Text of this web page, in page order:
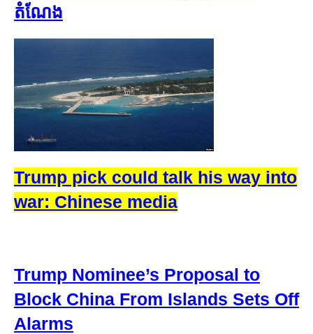
តំណែង
Trump pick could talk his way into
war: Chinese media
Trump Nominee’s Proposal to
Block China From Islands Sets Off
Alarms